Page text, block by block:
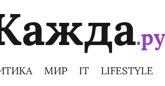
МИР IT LIFESTYLE